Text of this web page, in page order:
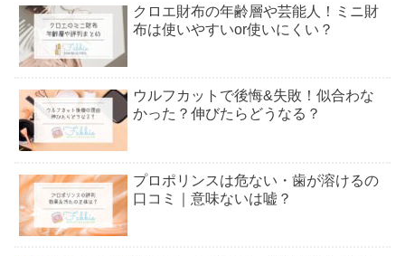
クロエ財布の年齢層や芸能人！ミニ財
布は使いやすいor使いにくい？
ウルフカットで後悔&失敗！似合わな
かった？伸びたらどうなる？
プロポリンスは危ない・歯が溶けるの
口コミ｜意味ないは嘘？